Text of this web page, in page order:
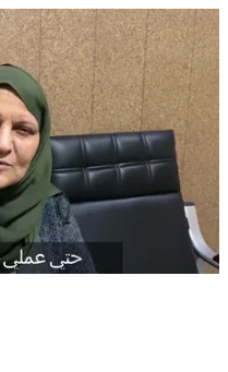
✅ تم فتح باب الحجز